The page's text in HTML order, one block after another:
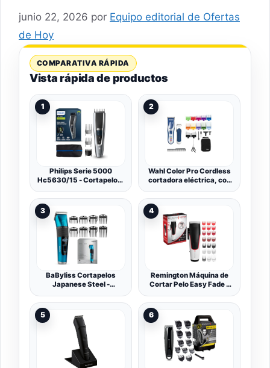
junio 22, 2026 por Equipo editorial de Ofertas
de Hoy
COMPARATIVA RÁPIDA
Vista rápida de productos
1
Philips Serie 5000
Hc5630/15 - Cortapelos,
Para Estilo Deseado, 90
Min de Uso Sin Cable,
Incluye 3 Peines-Guía y
Funda
2
Wahl Color Pro Cordless
cortadora eléctrica, con
cable, 8 peines guía de
colores fáciles de usar,
óptima para toda la
familia y para el cabello de
los niños, cuchilla lavable
3
BaByliss Cortapelos
Japanese Steel -
de acero japonés ultra
afiladas, Inalámbrico 160
min, Batería de Litio,
Carga rápida 20 min, 45
longitudes de corte,
Estuche, E990E
4
Remington Máquina de
Cortar Pelo Easy Fade -
Inalámbrico, Cuchillas
Japonesa, 10 Peines
Degradado y 9 Peines
Fijos, 50 min Autonomía,
Idicador LED Carga -
HC500
5 6